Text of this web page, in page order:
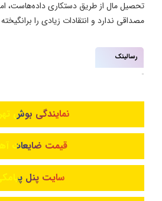
تحصیل مال از طریق دستکاری داده‌هاست،
مصداقی ندارد و انتقادات زیادی را
رسالینک
نمایندگی بوش
قیمت ضایعات
سایت پنل